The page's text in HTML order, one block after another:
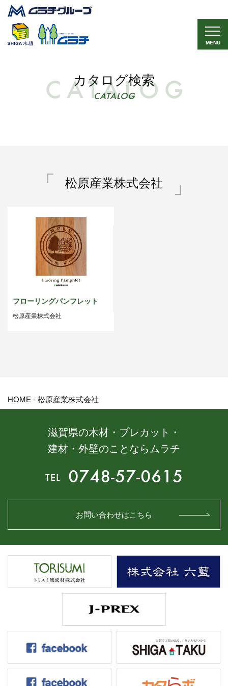
MENU
カタログ検索
CATALOG
松原産業株式会社
フローリングパンフレット
松原産業株式会社
HOME - 松原産業株式会社
滋賀県の木材・プレカット・
建材・外壁のことならムラチ
TEL 0748-57-0615
お問い合わせはこちら